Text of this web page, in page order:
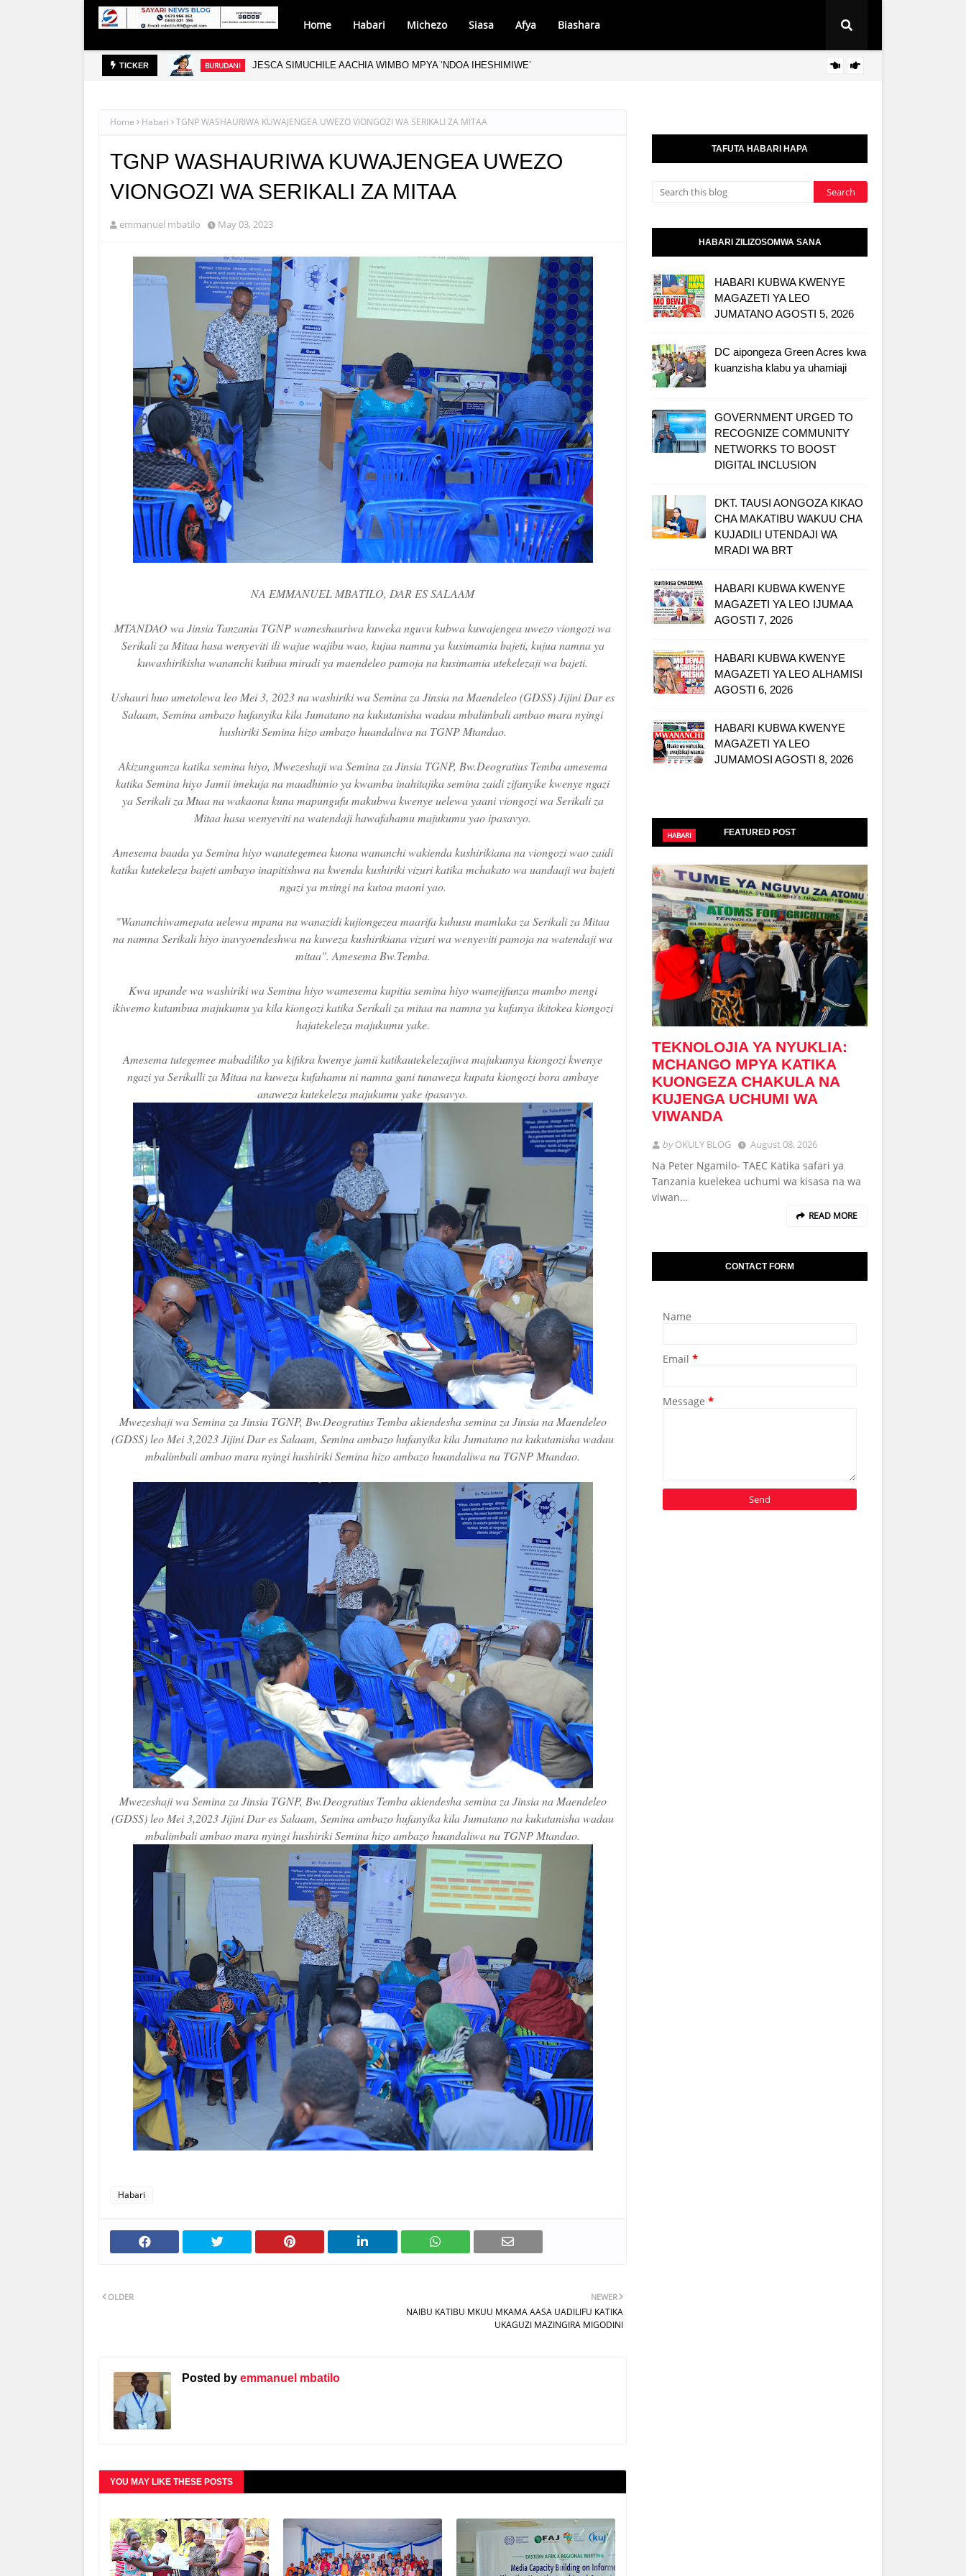
Home Habari Michezo Siasa Afya Biashara
TICKER BURUDANI JESCA SIMUCHILE AACHIA WIMBO MPYA ‘NDOA IHESHIMIWE’
Home Habari TGNP WASHAURIWA KUWAJENGEA UWEZO VIONGOZI WA SERIKALI ZA MITAA
TGNP WASHAURIWA KUWAJENGEA UWEZO
VIONGOZI WA SERIKALI ZA MITAA
emmanuel mbatilo May 03, 2023
NA EMMANUEL MBATILO, DAR ES SALAAM
MTANDAO wa Jinsia Tanzania TGNP wameshauriwa kuweka nguvu kubwa kuwajengea uwezo viongozi wa
Serikali za Mitaa hasa wenyeviti ili wajue wajibu wao, kujua namna ya kusimamia bajeti, kujua namna ya
kuwashirikisha wananchi kuibua miradi ya maendeleo pamoja na kusimamia utekelezaji wa bajeti.
Ushauri huo umetolewa leo Mei 3, 2023 na washiriki wa Semina za Jinsia na Maendeleo (GDSS) Jijini Dar es
Salaam, Semina ambazo hufanyika kila Jumatano na kukutanisha wadau mbalimbali ambao mara nyingi
hushiriki Semina hizo ambazo huandaliwa na TGNP Mtandao.
Akizungumza katika semina hiyo, Mwezeshaji wa Semina za Jinsia TGNP, Bw.Deogratius Temba amesema
katika Semina hiyo Jamii imekuja na maadhimio ya kwamba inahitajika semina zaidi zifanyike kwenye ngazi
ya Serikali za Mtaa na wakaona kuna mapungufu makubwa kwenye uelewa yaani viongozi wa Serikali za
Mitaa hasa wenyeviti na watendaji hawafahamu majukumu yao ipasavyo.
Amesema baada ya Semina hiyo wanategemea kuona wananchi wakienda kushirikiana na viongozi wao zaidi
katika kutekeleza bajeti ambayo inapitishwa na kwenda kushiriki vizuri katika mchakato wa uandaaji wa bajeti
ngazi ya msingi na kutoa maoni yao.
"Wananchiwamepata uelewa mpana na wanazidi kujiongezea maarifa kuhusu mamlaka za Serikali za Mitaa
na namna Serikali hiyo inavyoendeshwa na kuweza kushirikiana vizuri wa wenyeviti pamoja na watendaji wa
mitaa". Amesema Bw.Temba.
Kwa upande wa washiriki wa Semina hiyo wamesema kupitia semina hiyo wamejifunza mambo mengi
ikiwemo kutambua majukumu ya kila kiongozi katika Serikali za mitaa na namna ya kufanya ikitokea kiongozi
hajatekeleza majukumu yake.
Amesema tutegemee mabadiliko ya kifikra kwenye jamii katikautekelezajiwa majukumya kiongozi kwenye
ngazi ya Serikalli za Mitaa na kuweza kufahamu ni namna gani tunaweza kupata kiongozi bora ambaye
anaweza kutekeleza majukumu yake ipasavyo.
Mwezeshaji wa Semina za Jinsia TGNP, Bw.Deogratius Temba akiendesha semina za Jinsia na Maendeleo
(GDSS) leo Mei 3,2023 Jijini Dar es Salaam, Semina ambazo hufanyika kila Jumatano na kukutanisha wadau
mbalimbali ambao mara nyingi hushiriki Semina hizo ambazo huandaliwa na TGNP Mtandao.
Mwezeshaji wa Semina za Jinsia TGNP, Bw.Deogratius Temba akiendesha semina za Jinsia na Maendeleo
(GDSS) leo Mei 3,2023 Jijini Dar es Salaam, Semina ambazo hufanyika kila Jumatano na kukutanisha wadau
mbalimbali ambao mara nyingi hushiriki Semina hizo ambazo huandaliwa na TGNP Mtandao.
Habari
NEWER
NAIBU KATIBU MKUU MKAMA AASA UADILIFU KATIKA
UKAGUZI MAZINGIRA MIGODINI
OLDER
Posted by emmanuel mbatilo
YOU MAY LIKE THESE POSTS
TAFUTA HABARI HAPA
HABARI ZILIZOSOMWA SANA
HABARI KUBWA KWENYE
MAGAZETI YA LEO
JUMATANO AGOSTI 5, 2026
DC aipongeza Green Acres kwa
kuanzisha klabu ya uhamiaji
GOVERNMENT URGED TO
RECOGNIZE COMMUNITY
NETWORKS TO BOOST
DIGITAL INCLUSION
DKT. TAUSI AONGOZA KIKAO
CHA MAKATIBU WAKUU CHA
KUJADILI UTENDAJI WA
MRADI WA BRT
HABARI KUBWA KWENYE
MAGAZETI YA LEO IJUMAA
AGOSTI 7, 2026
HABARI KUBWA KWENYE
MAGAZETI YA LEO ALHAMISI
AGOSTI 6, 2026
HABARI KUBWA KWENYE
MAGAZETI YA LEO
JUMAMOSI AGOSTI 8, 2026
FEATURED POST
HABARI
TEKNOLOJIA YA NYUKLIA:
MCHANGO MPYA KATIKA
KUONGEZA CHAKULA NA
KUJENGA UCHUMI WA
VIWANDA
byOKULY BLOG August 08, 2026
Na Peter Ngamilo- TAEC Katika safari ya
Tanzania kuelekea uchumi wa kisasa na wa
viwan…
READ MORE
CONTACT FORM
Name
Email *
Message *